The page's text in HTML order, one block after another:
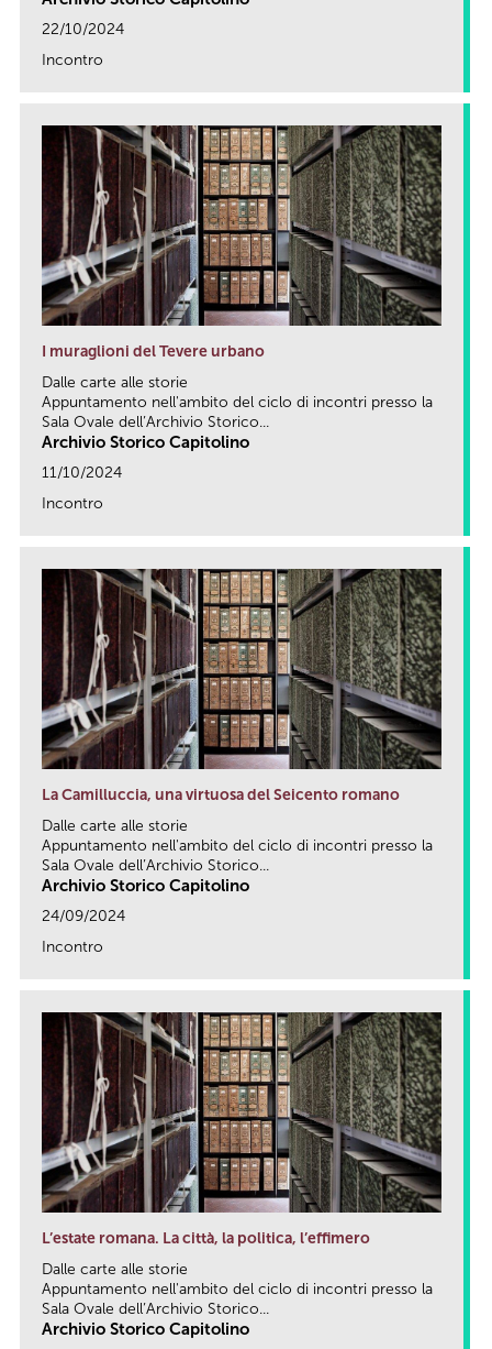
22/10/2024
Incontro
I muraglioni del Tevere urbano
Dalle carte alle storie
Appuntamento nell'ambito del ciclo di incontri presso la
Sala Ovale dell’Archivio Storico...
Archivio Storico Capitolino
11/10/2024
Incontro
La Camilluccia, una virtuosa del Seicento romano
Dalle carte alle storie
Appuntamento nell'ambito del ciclo di incontri presso la
Sala Ovale dell’Archivio Storico...
Archivio Storico Capitolino
24/09/2024
Incontro
L’estate romana. La città, la politica, l’effimero
Dalle carte alle storie
Appuntamento nell'ambito del ciclo di incontri presso la
Sala Ovale dell’Archivio Storico...
Archivio Storico Capitolino